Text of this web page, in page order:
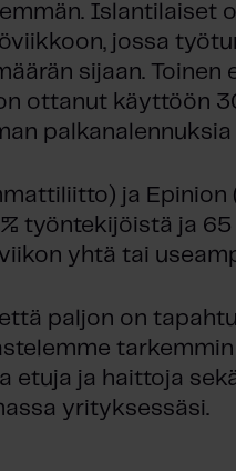
Islantilaiset
jossa
sijaan.
ottanut käyttöön
ja
työntekijöistä ja
yhtä tai
paljon on
etuja ja haittoja
yrityksessäsi.